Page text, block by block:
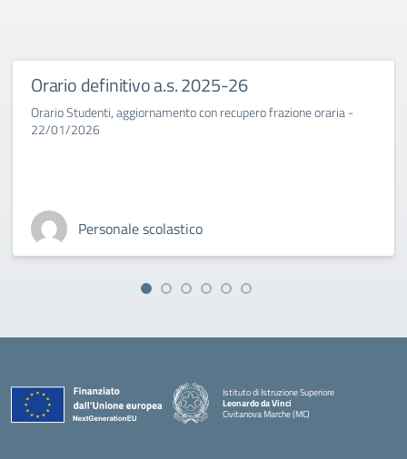
Orario definitivo a.s. 2025-26
Orario Studenti, aggiornamento con recupero frazione oraria -
22/01/2026
Personale scolastico
Istituto di Istruzione Superiore
Leonardo da Vinci
Civitanova Marche (MC)